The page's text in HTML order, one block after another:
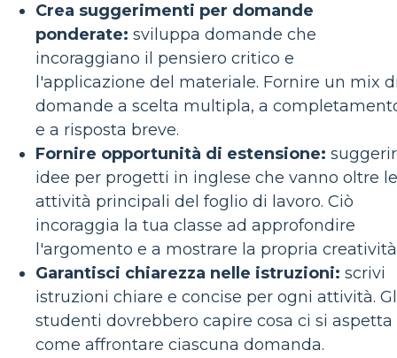
Crea suggerimenti per domande
ponderate: sviluppa domande che
incoraggiano il pensiero critico e
l'applicazione del materiale. Fornire un mix
domande a scelta multipla, a
e a risposta breve.
Fornire opportunità di estensione:
idee per progetti in inglese che vanno oltre le
attività principali del foglio di lavoro. Ciò
incoraggia la tua classe ad approfondire
l'argomento e a mostrare la propria
Garantisci chiarezza nelle istruzioni: scrivi
istruzioni chiare e concise per ogni attività.
studenti dovrebbero capire cosa ci si aspetta
come affrontare ciascuna domanda.